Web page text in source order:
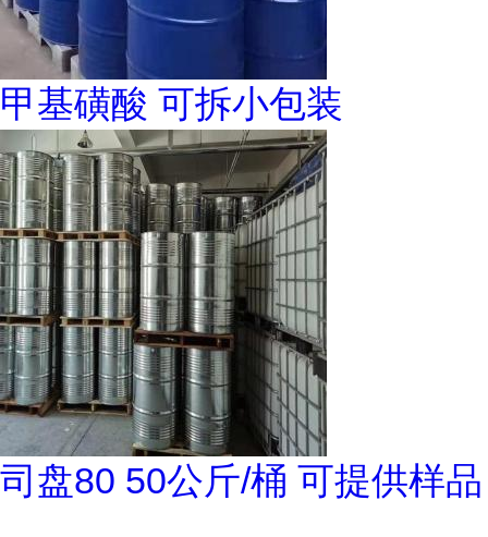
甲基磺酸 可拆小包装
司盘80 50公斤/桶 可提供样品